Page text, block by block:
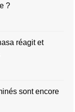
?
réagit et
sont encore